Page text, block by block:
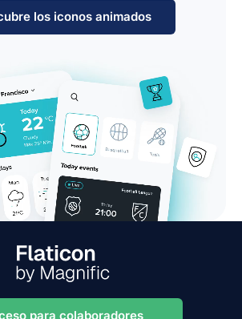
los iconos animados
para colaboradores